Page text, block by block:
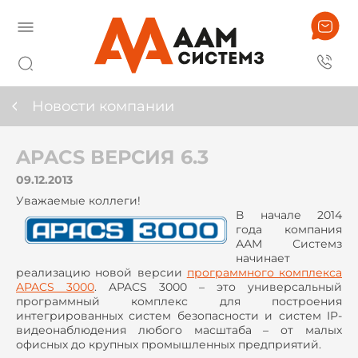
Новости компании
APACS ВЕРСИЯ 6.3
09.12.2013
Уважаемые коллеги!
В начале 2014
года компания
ААМ Системз
начинает
реализацию новой версии программного комплекса
APACS 3000. APACS 3000 – это универсальный
программный комплекс для построения
интегрированных систем безопасности и систем IP-
видеонаблюдения любого масштаба – от малых
офисных до крупных промышленных предприятий.